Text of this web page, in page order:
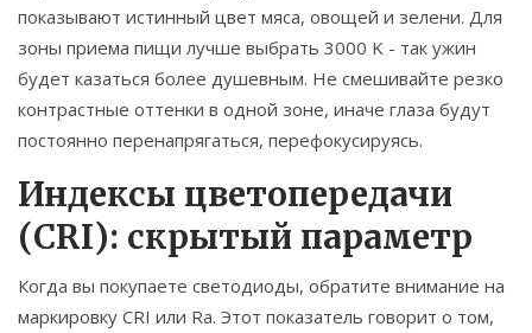
показывают истинный цвет мяса, овощей и зелени. Для
зоны приема пищи лучше выбрать 3000 K - так ужин
будет казаться более душевным. Не смешивайте резко
контрастные оттенки в одной зоне, иначе глаза будут
постоянно перенапрягаться, перефокусируясь.
Индексы цветопередачи
(CRI): скрытый параметр
Когда вы покупаете светодиоды, обратите внимание на
маркировку CRI или Ra. Этот показатель говорит о том,